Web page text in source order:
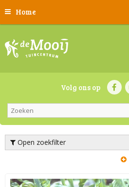
Home
Volg ons op
Open zoekfilter